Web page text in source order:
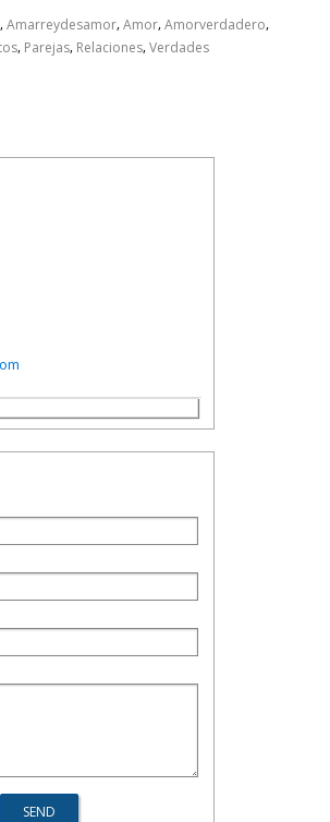
,Amarreydesamor,Amor,Amorverdadero,
, Parejas, Relaciones,Verdades